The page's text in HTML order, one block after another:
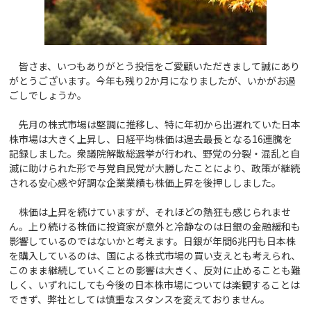
皆さま、いつもありがとう投信をご愛顧いただきまして誠にあり
がとうございます。今年も残り2か月になりましたが、いかがお過
ごしでしょうか。
先月の株式市場は堅調に推移し、特に年初から出遅れていた日本
株市場は大きく上昇し、日経平均株価は過去最長となる16連騰を
記録しました。衆議院解散総選挙が行われ、野党の分裂・混乱と自
滅に助けられた形で与党自民党が大勝したことにより、政策が継続
される安心感や好調な企業業績も株価上昇を後押ししました。
株価は上昇を続けていますが、それほどの熱狂も感じられませ
ん。上り続ける株価に投資家が意外と冷静なのは日銀の金融緩和も
影響しているのではないかと考えます。日銀が年間6兆円も日本株
を購入しているのは、国による株式市場の買い支えとも考えられ、
このまま継続していくことの影響は大きく、反対に止めることも難
しく、いずれにしても今後の日本株市場については楽観することは
できず、弊社としては慎重なスタンスを変えておりません。